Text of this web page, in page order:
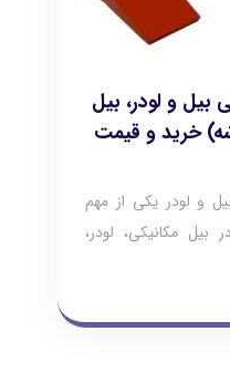
بیل و لودر، بیل
خرید و قیمت
و لودر یکی از مهم
مکانیکی، لودر،